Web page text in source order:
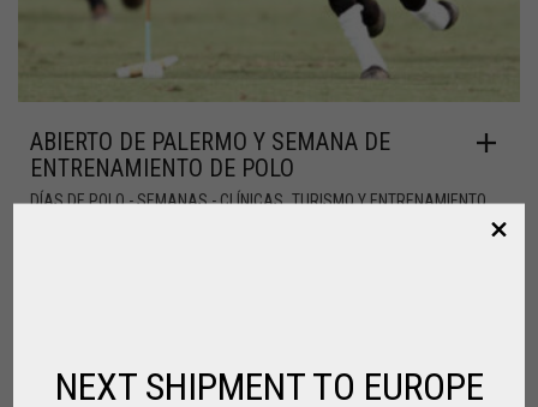
ABIERTO DE PALERMO Y SEMANA DE
ENTRENAMIENTO DE POLO
DÍAS DE POLO - SEMANAS - CLÍNICAS,TURISMO Y ENTRENAMIENTO
NEXT SHIPMENT TO EUROPE